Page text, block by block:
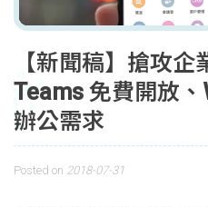
【新聞稿】搶攻
Teams 免費開放
辦公需求
Posted on 2018-07-31